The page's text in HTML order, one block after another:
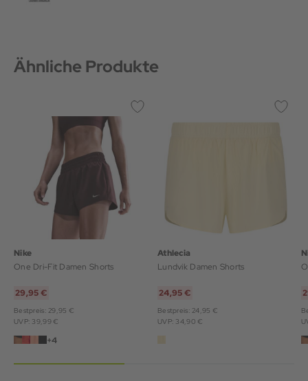
Ähnliche Produkte
Nike
One Dri-Fit Damen Shorts
29,95 €
Bestpreis: 29,95 €
UVP: 39,99 €
+4
Athlecia
Lundvik Damen Shorts
24,95 €
Bestpreis: 24,95 €
UVP: 34,90 €